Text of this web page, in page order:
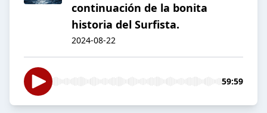
continuación de la bonita
historia del Surfista.
2024-08-22
59:59